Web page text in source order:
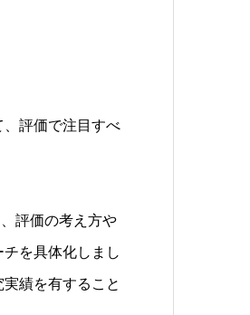
評価で注目すべ
評価の考え方や
を具体化しまし
績を有すること